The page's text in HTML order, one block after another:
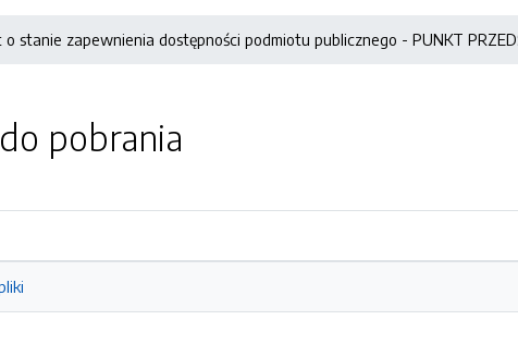
o stanie zapewnienia dostępności podmiotu publicznego - PUNKT
pobrania